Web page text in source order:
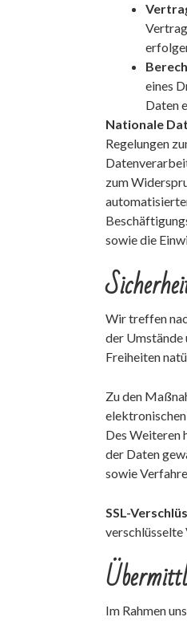
eines
Daten
Nationale
Regelungen
zum
sowie die
Wir treffen
der Umstände
Freiheiten
Zu den
Des Weiteren
der Daten
sowie
SSL-
verschlüsselte
Im Rahmen